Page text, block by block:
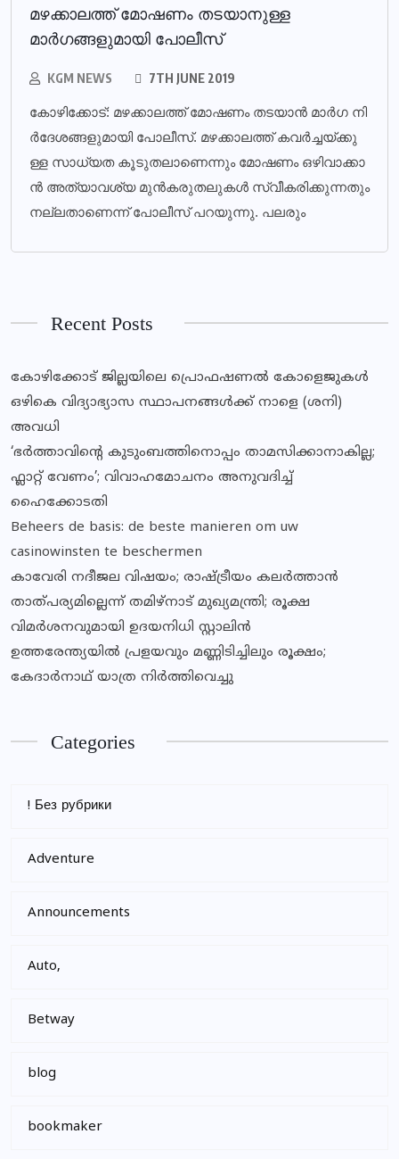
മഴക്കാലത്ത് മോഷണം തടയാനുള്ള
മാര്‍ഗങ്ങളുമായി പോലീസ്‌
KGM NEWS 7TH JUNE 2019
കോ​ഴി​ക്കോ​ട്: മ​ഴ​ക്കാ​ല​ത്ത് മോ​ഷ​ണം ത​ട​യാ​ന്‍ മാ​ര്‍​ഗ നി​
ര്‍​ദേ​ശ​ങ്ങ​ളു​മാ​യി​ പോ​ലീ​സ്. മ​ഴ​ക്കാ​ല​ത്ത് ക​വ​ര്‍​ച്ച​യ്ക്കു​
ള്ള സാ​ധ്യ​ത കൂ​ടു​ത​ലാ​ണെ​ന്നും മോ​ഷ​ണം ഒ​ഴി​വാ​ക്കാ​
ന്‍ അ​ത്യാ​വ​ശ്യ മു​ന്‍​ക​രു​ത​ലു​ക​ള്‍ സ്വീ​ക​രി​ക്കു​ന്ന​തും
ന​ല്ല​താ​ണെ​ന്ന് പോ​ലീ​സ് പ​റ​യു​ന്നു. പ​ല​രും
Recent Posts
കോഴിക്കോട് ജില്ലയിലെ പ്രൊഫഷണൽ കോളെജുകൾ
ഒഴികെ വിദ്യാഭ്യാസ സ്ഥാപനങ്ങൾക്ക് നാളെ (ശനി)
അവധി
‘ഭർത്താവിന്റെ കുടുംബത്തിനൊപ്പം താമസിക്കാനാകില്ല;
ഫ്ലാറ്റ് വേണം’; വിവാഹമോചനം അനുവദിച്ച്
ഹൈക്കോടതി
Beheers de basis: de beste manieren om uw
casinowinsten te beschermen
കാവേരി നദീജല വിഷയം; രാഷ്ട്രീയം കലര്‍ത്താന്‍
താത്പര്യമില്ലെന്ന് തമിഴ്‌നാട് മുഖ്യമന്ത്രി; രൂക്ഷ
വിമര്‍ശനവുമായി ഉദയനിധി സ്റ്റാലിന്‍
ഉത്തരേന്ത്യയിൽ പ്രളയവും മണ്ണിടിച്ചിലും രൂക്ഷം;
കേദാർനാഥ് യാത്ര നിർത്തിവെച്ചു
Categories
! Без рубрики
Adventure
Announcements
Auto,
Betway
blog
bookmaker